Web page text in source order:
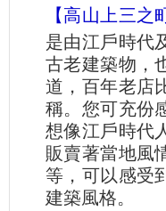
【高山上三之
是由江戶時代
古老建築物，
道，百年老店
稱。您可充份
想像江戶時代
販賣著當地風
等，可以感受
建築風格。